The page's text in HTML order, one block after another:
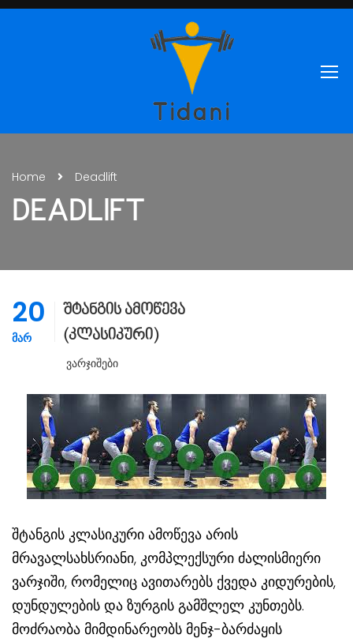
Home Deadlift
DEADLIFT
20
ᲛᲐᲠ
შტანგის ამოწევა
(კლასიკური)
Ვარჯიშები
შტანგის კლასიკური ამოწევა არის
მრავალსახსრიანი, კომპლექსური ძალისმიერი
ვარჯიში, რომელიც ავითარებს ქვედა კიდურების,
დუნდულების და ზურგის გამშლელ კუნთებს.
მოძრაობა მიმდინარეობს მენჯ-ბარძაყის